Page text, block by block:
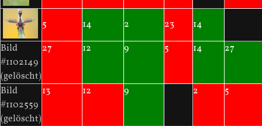
5 14 2 23
14
Bild
#1102149
(gelöscht)
27 12 9 5 14 27
Bild
#1102559
(gelöscht)
13 12 9 2 5